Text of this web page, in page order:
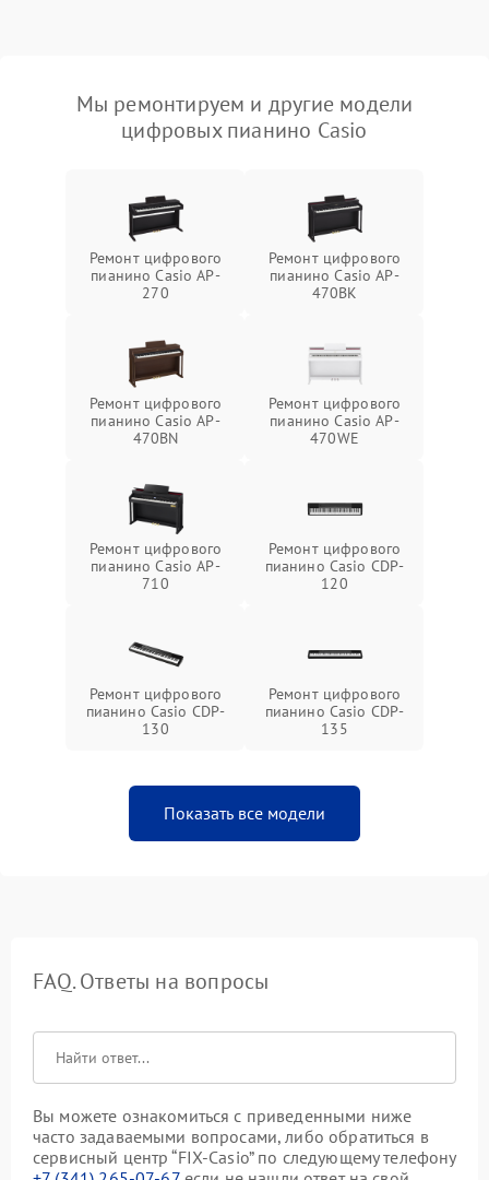
Мы ремонтируем и другие модели
цифровых пианино Casio
Ремонт цифрового
пианино Casio AP-
270
Ремонт цифрового
пианино Casio AP-
470BK
Ремонт цифрового
пианино Casio AP-
470BN
Ремонт цифрового
пианино Casio AP-
470WE
Ремонт цифрового
пианино Casio AP-
710
Ремонт цифрового
пианино Casio CDP-
120
Ремонт цифрового
пианино Casio CDP-
130
Ремонт цифрового
пианино Casio CDP-
135
Показать все модели
FAQ. Ответы на вопросы
Вы можете ознакомиться с приведенными ниже
часто задаваемыми вопросами, либо обратиться в
сервисный центр “FIX-Casio” по следующему телефону